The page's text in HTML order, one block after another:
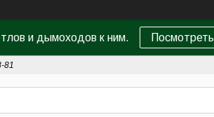
и дымоходов к ним. Посмотреть
81